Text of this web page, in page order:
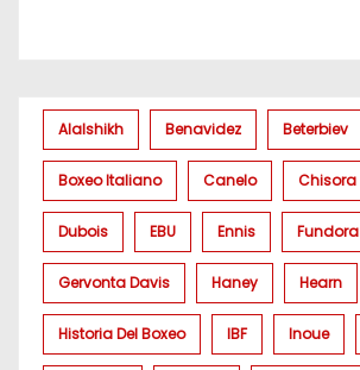
Alalshikh Benavidez Beterbiev
Boxeo Italiano Canelo Chisora
Dubois EBU Ennis Fundora
Gervonta Davis Haney Hearn
Historia Del Boxeo IBF Inoue